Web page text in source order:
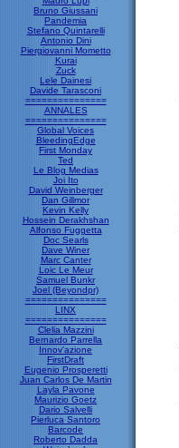
Bruno Giussani
Pandemia
Stefano Quintarelli
Antonio Dini
Piergiovanni Mometto
Kurai
Zuck
Lele Dainesi
Davide Tarasconi
===============
ANNALES
===============
Global Voices
BleedingEdge
First Monday
Ted
Le Blog Medias
Joi Ito
David Weinberger
Dan Gillmor
Kevin Kelly
Hossein Derakhshan
Alfonso Fuggetta
Doc Searls
Dave Winer
Marc Canter
Loic Le Meur
Samuel Bunkr
Joel (Beyondpr)
===============
LINX
===============
Clelia Mazzini
Bernardo Parrella
Innov'azione
FirstDraft
Eugenio Prosperetti
Juan Carlos De Martin
Layla Pavone
Maurizio Goetz
Dario Salvelli
Pierluca Santoro
Barcode
Roberto Dadda